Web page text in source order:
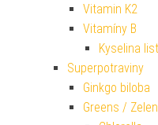
Vitamin K2
Vitamíny B
Kyselina
Superpotraviny
Ginkgo biloba
Greens /